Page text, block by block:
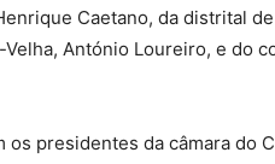
Caetano, da distrital
António Loureiro, e do
presidentes da câmara do